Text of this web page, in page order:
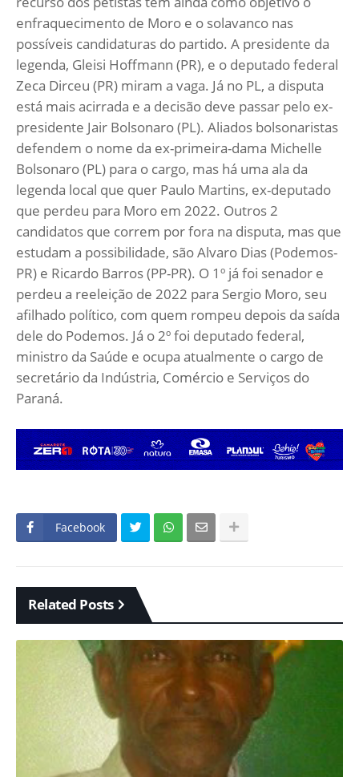
enfraquecimento de Moro e o solavanco nas
possíveis candidaturas do partido. A presidente da
legenda, Gleisi Hoffmann (PR), e o deputado federal
Zeca Dirceu (PR) miram a vaga. Já no PL, a disputa
está mais acirrada e a decisão deve passar pelo ex-
presidente Jair Bolsonaro (PL). Aliados bolsonaristas
defendem o nome da ex-primeira-dama Michelle
Bolsonaro (PL) para o cargo, mas há uma ala da
legenda local que quer Paulo Martins, ex-deputado
que perdeu para Moro em 2022. Outros 2
candidatos que correm por fora na disputa, mas que
estudam a possibilidade, são Alvaro Dias (Podemos-
PR) e Ricardo Barros (PP-PR). O 1º já foi senador e
perdeu a reeleição de 2022 para Sergio Moro, seu
afilhado político, com quem rompeu depois da saída
dele do Podemos. Já o 2º foi deputado federal,
ministro da Saúde e ocupa atualmente o cargo de
secretário da Indústria, Comércio e Serviços do
Paraná.
Facebook
Related Posts